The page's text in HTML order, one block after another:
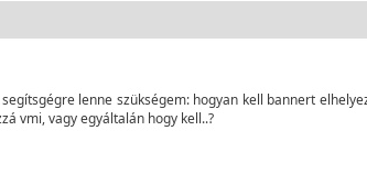
lenne szükségem: hogyan kell bannert
vmi, vagy egyáltalán hogy kell..?